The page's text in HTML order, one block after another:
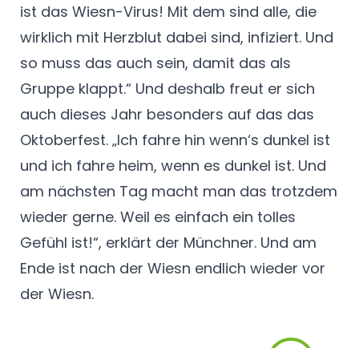
ist das Wiesn-Virus! Mit dem sind alle, die
wirklich mit Herzblut dabei sind, infiziert. Und
so muss das auch sein, damit das als
Gruppe klappt.“ Und deshalb freut er sich
auch dieses Jahr besonders auf das das
Oktoberfest. „Ich fahre hin wenn‘s dunkel ist
und ich fahre heim, wenn es dunkel ist. Und
am nächsten Tag macht man das trotzdem
wieder gerne. Weil es einfach ein tolles
Gefühl ist!“, erklärt der Münchner. Und am
Ende ist nach der Wiesn endlich wieder vor
der Wiesn.